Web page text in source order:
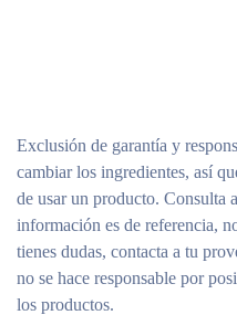
Exclusión de garantía y
cambiar los ingredientes, así
de usar un producto. Consulta
información es de referencia,
tienes dudas, contacta a tu
no se hace responsable por
los productos.